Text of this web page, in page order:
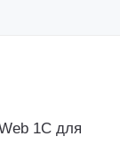
1C для